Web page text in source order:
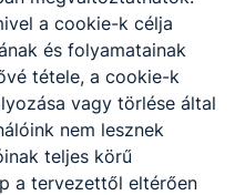
a cookie-k célja
és folyamatainak
tétele, a cookie-k
vagy törlése által
nem lesznek
teljes körű
a tervezettől eltérően